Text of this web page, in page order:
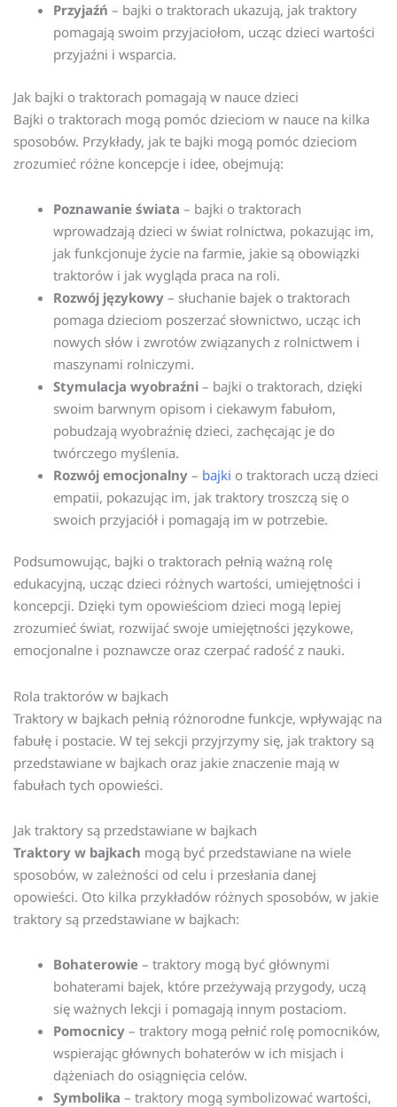
Przyjaźń – bajki o traktorach ukazują, jak traktory
pomagają swoim przyjaciołom, ucząc dzieci wartości
przyjaźni i wsparcia.
Jak bajki o traktorach pomagają w nauce dzieci
Bajki o traktorach mogą pomóc dzieciom w nauce na kilka
sposobów. Przykłady, jak te bajki mogą pomóc dzieciom
zrozumieć różne koncepcje i idee, obejmują:
Poznawanie świata – bajki o traktorach
wprowadzają dzieci w świat rolnictwa, pokazując im,
jak funkcjonuje życie na farmie, jakie są obowiązki
traktorów i jak wygląda praca na roli.
Rozwój językowy – słuchanie bajek o traktorach
pomaga dzieciom poszerzać słownictwo, ucząc ich
nowych słów i zwrotów związanych z rolnictwem i
maszynami rolniczymi.
Stymulacja wyobraźni – bajki o traktorach, dzięki
swoim barwnym opisom i ciekawym fabułom,
pobudzają wyobraźnię dzieci, zachęcając je do
twórczego myślenia.
Rozwój emocjonalny – bajki o traktorach uczą dzieci
empatii, pokazując im, jak traktory troszczą się o
swoich przyjaciół i pomagają im w potrzebie.
Podsumowując, bajki o traktorach pełnią ważną rolę
edukacyjną, ucząc dzieci różnych wartości, umiejętności i
koncepcji. Dzięki tym opowieściom dzieci mogą lepiej
zrozumieć świat, rozwijać swoje umiejętności językowe,
emocjonalne i poznawcze oraz czerpać radość z nauki.
Rola traktorów w bajkach
Traktory w bajkach pełnią różnorodne funkcje, wpływając na
fabułę i postacie. W tej sekcji przyjrzymy się, jak traktory są
przedstawiane w bajkach oraz jakie znaczenie mają w
fabułach tych opowieści.
Jak traktory są przedstawiane w bajkach
Traktory w bajkach mogą być przedstawiane na wiele
sposobów, w zależności od celu i przesłania danej
opowieści. Oto kilka przykładów różnych sposobów, w jakie
traktory są przedstawiane w bajkach:
Bohaterowie – traktory mogą być głównymi
bohaterami bajek, które przeżywają przygody, uczą
się ważnych lekcji i pomagają innym postaciom.
Pomocnicy – traktory mogą pełnić rolę pomocników,
wspierając głównych bohaterów w ich misjach i
dążeniach do osiągnięcia celów.
Symbolika – traktory mogą symbolizować wartości,